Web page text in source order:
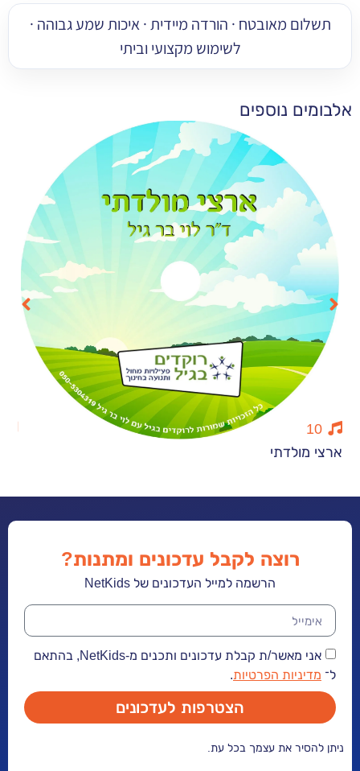
מאובטח · הורדה מיידית · איכות שמע גבוהה ·
לשימוש מקצועי וביתי
נוספים
רוצה לקבל עדכונים ומתנות?
הרשמה למייל העדכונים של NetKids
אני מאשר/ת קבלת עדכונים ותכנים מ-NetKids, בהתאם
הפרטיות.
הצטרפות לעדכונים
את עצמך בכל עת.